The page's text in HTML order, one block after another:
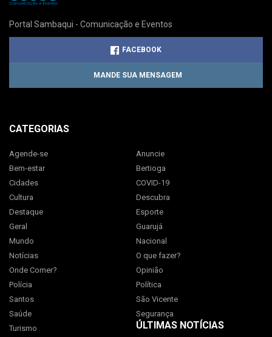
Portal Sambaqui - Comunicação e Eventos
FACEBOOK
MANDE SUA MENSAGEM
CATEGORIAS
Agende-se
Anuncie
Bem-estar
Bertioga
Cidades
COVID-19
Cultura
Descubra
Destaque
Esporte
Geral
Guarujá
Mundo
Nacional
Notícias
O que fazer?
Onde Comer?
Opinião
Polícia
Política
Santos
São Vicente
Saúde
Segurança
Turismo
ÚLTIMAS NOTÍCIAS